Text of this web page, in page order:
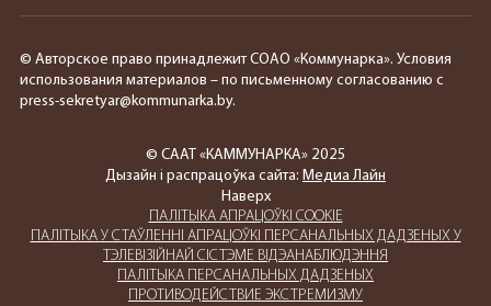
ПАЛIТЫКА АПРАЦОЎКІ COOKIE
ПАЛIТЫКА У СТАЎЛЕННІ АПРАЦОЎКІ ПЕРСАНАЛЬНЫХ ДАДЗЕНЫХ У
ТЭЛЕВІЗІЙНАЙ СІСТЭМЕ ВІДЭАНАБЛЮДЭННЯ
ПАЛIТЫКА ПЕРСАНАЛЬНЫХ ДАДЗЕНЫХ
ПРОТИВОДЕЙСТВИЕ ЭКСТРЕМИЗМУ
© Авторское право принадлежит СОАО «Коммунарка». Условия
использования материалов – по письменному согласованию с
press-sekretyar@kommunarka.by.
© СААТ «КАММУНАРКА» 2025
Дызайн і распрацоўка сайта: Медиа Лайн
Наверх